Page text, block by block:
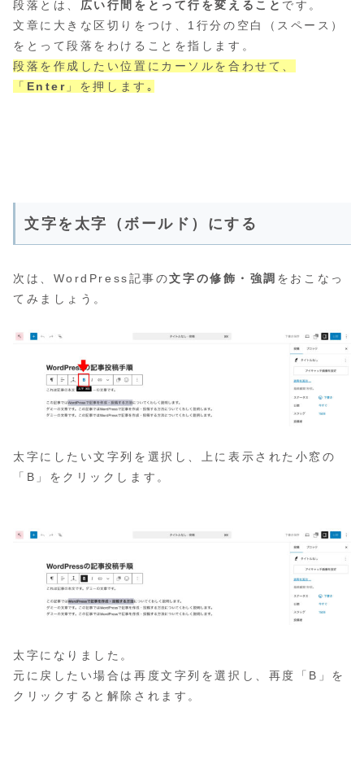
段落とは、 広い行間をとって行を変えること です。
文章に大きな区切りをつけ、1行分の空白（スペース）
をとって段落をわけることを指します。
段落を作成したい位置にカーソルを合わせて、
「 Enter 」を押します｡
文字を太字（ボールド）にする
次は、WordPress記事の文字の修飾・強調 をおこなっ
てみましょう。
太字にしたい文字列を選択し、上に表示された小窓の
「B」をクリックします。
太字になりました。
元に戻したい場合は再度文字列を選択し、再度「B」を
クリックすると解除されます。